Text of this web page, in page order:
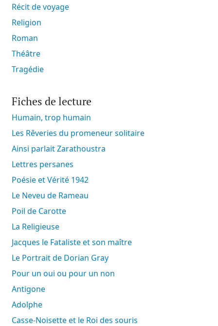
Récit de voyage
Religion
Roman
Théâtre
Tragédie
Fiches de lecture
Humain, trop humain
Les Rêveries du promeneur solitaire
Ainsi parlait Zarathoustra
Lettres persanes
Poésie et Vérité 1942
Le Neveu de Rameau
Poil de Carotte
La Religieuse
Jacques le Fataliste et son maître
Le Portrait de Dorian Gray
Pour un oui ou pour un non
Antigone
Adolphe
Casse-Noisette et le Roi des souris